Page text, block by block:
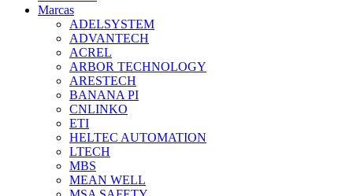
Marcas
ADELSYSTEM
ADVANTECH
ACREL
ARBOR TECHNOLOGY
ARESTECH
BANANA PI
CNLINKO
ETI
HELTEC AUTOMATION
LTECH
MBS
MEAN WELL